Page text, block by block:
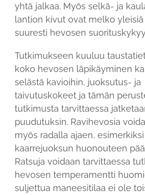
yhtä jalkaa. Myös selkä- ja
lantion kivut ovat melko
suuresti hevosen
Tutkimukseen kuuluu
koko hevosen läpikäyminen
selästä kavioihin, juoksutus- ja
taivutuskokeet ja tämän
tutkimusta tarvittaessa
puudutuksin. Ravihevosia
myös radalla ajaen, esimerkiksi
kaarrejuoksun huonouteen
Ratsuja voidaan tarvittaessa
hevosen temperamentti
suljettua maneesitilaa ei ole